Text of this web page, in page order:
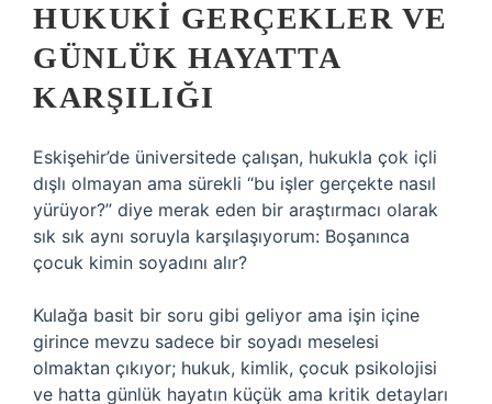
HUKUKI GERÇEKLER VE
GÜNLÜK HAYATTA
KARŞILIĞI
Eskişehir’de üniversitede çalışan, hukukla çok içli
dışlı olmayan ama sürekli “bu işler gerçekte nasıl
yürüyor?” diye merak eden bir araştırmacı olarak
sık sık aynı soruyla karşılaşıyorum: Boşanınca
çocuk kimin soyadını alır?
Kulağa basit bir soru gibi geliyor ama işin içine
girince mevzu sadece bir soyadı meselesi
olmaktan çıkıyor; hukuk, kimlik, çocuk psikolojisi
ve hatta günlük hayatın küçük ama kritik detayları